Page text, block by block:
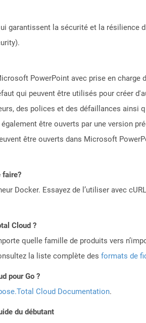
garantissent la sécurité et la résilience
PowerPoint avec prise en charge
qui peuvent être utilisés pour créer
des polices et des défaillances
être ouverts par une version
être ouverts dans Microsoft
faire?
Docker. Essayez de l’utiliser avec
Cloud ?
quelle famille de produits vers
la liste complète des formats de
pour Go ?
Cloud Documentation.
du débutant